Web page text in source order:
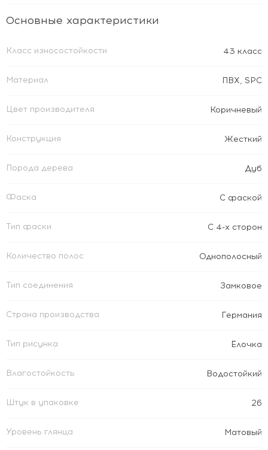
Основные характеристики
Класс износостойкости 43 класс
Материал ПВХ, SPC
Цвет производителя Коричневый
Конструкция Жесткий
Порода дерева Дуб
Фаска С фаской
Тип фаски С 4-х сторон
Количество полос Однополосный
Тип соединения Замковое
Страна производства Германия
Тип рисунка Ёлочка
Влагостойкость Водостойкий
Штук в упаковке 26
Уровень глянца Матовый